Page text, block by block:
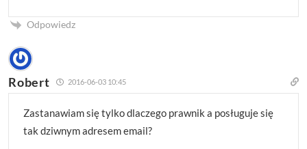
Odpowiedz
Robert 2016-06-03 10:45
Zastanawiam się tylko dlaczego prawnik a posługuje się
tak dziwnym adresem email?